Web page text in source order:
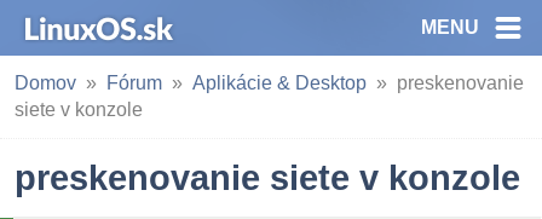
MENU
Domov Fórum Aplikácie & Desktop
preskenovanie
siete v konzole
preskenovanie siete v konzole